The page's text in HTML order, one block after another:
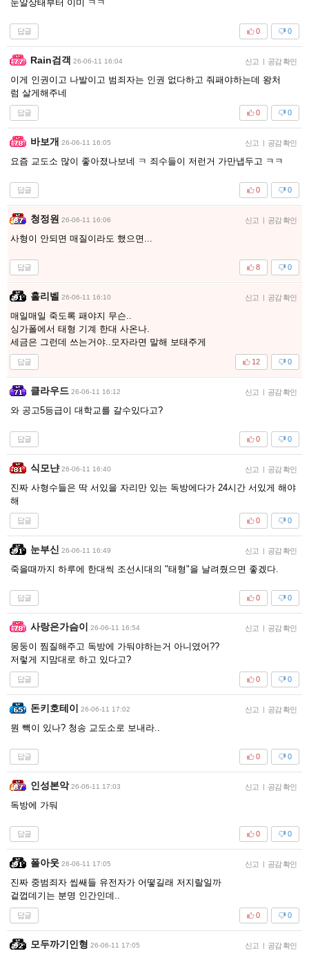
눈알상태부터 이미 ㅋㅋ
답글 0
0
Rain검객 26-06-11 16:04 신고 | 공감 확인
이게 인권이고 나발이고 범죄자는 인권 없다하고 줘패야하는데 왕처
럼 살게해주네
답글 0
0
바보개 26-06-11 16:05 신고 | 공감 확인
요즘 교도소 많이 좋아졌나보네 ㅋ 죄수들이 저런거 가만냅두고 ㅋㅋ
답글 0
0
청정원 26-06-11 16:06 신고 | 공감 확인
사형이 안되면 매질이라도 했으면...
답글 0
8
홀리벨 26-06-11 16:10 신고 | 공감 확인
매일매일 죽도록 패야지 무슨..
싱가폴에서 태형 기계 한대 사온나.
세금은 그런데 쓰는거야..모자라면 말해 보태주게
답글 0
12
클라우드 26-06-11 16:12 신고 | 공감 확인
와 공고5등급이 대학교를 갈수있다고?
답글 0
0
식모냔 26-06-11 16:40 신고 | 공감 확인
진짜 사형수들은 딱 서있을 자리만 있는 독방에다가 24시간 서있게 해야
해
답글 0
0
눈부신 26-06-11 16:49 신고 | 공감 확인
죽을때까지 하루에 한대씩 조선시대의 "태형"을 날려줬으면 좋겠다.
답글 0
0
사랑은가슴이 26-06-11 16:54 신고 | 공감 확인
몽둥이 찜질해주고 독방에 가둬야하는거 아니였어??
저렇게 지맘대로 하고 있다고?
답글 0
0
돈키호테이 26-06-11 17:02 신고 | 공감 확인
뭔 빽이 있나? 청송 교도소로 보내라..
답글 0
0
인성본악 26-06-11 17:03 신고 | 공감 확인
독방에 가둬
답글 0
0
폴아웃 26-06-11 17:05 신고 | 공감 확인
진짜 중범죄자 씹쌔들 유전자가 어떻길래 저지랄일까
겉껍데기는 분명 인간인데..
답글 0
0
모두까기인형 26-06-11 17:05 신고 | 공감 확인